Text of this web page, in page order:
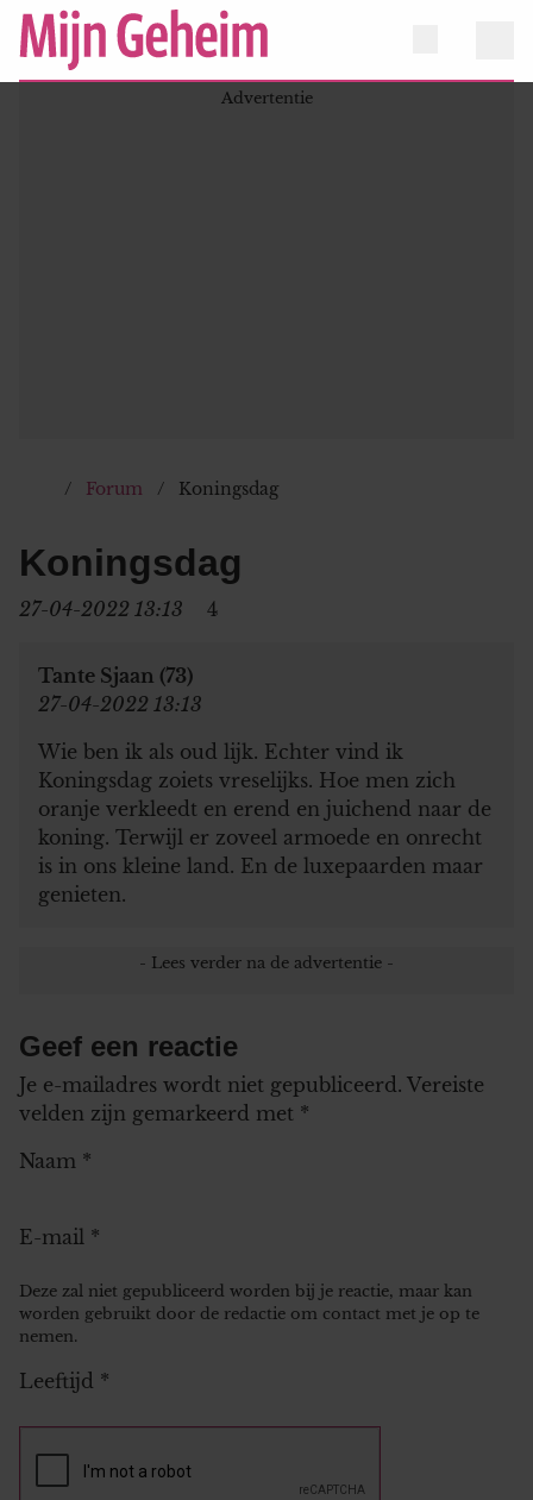
Forum Koningsdag
Koningsdag
27-04-2022 13:13 4
Tante Sjaan (73)
27-04-2022 13:13
Wie ben ik als oud lijk. Echter vind ik
Koningsdag zoiets vreselijks. Hoe men zich
oranje verkleedt en erend en juichend naar de
koning. Terwijl er zoveel armoede en onrecht
is in ons kleine land. En de luxepaarden maar
genieten.
Geef een reactie
Je e-mailadres wordt niet gepubliceerd. Vereiste
velden zijn gemarkeerd met *
Naam *
E-mail *
Deze zal niet gepubliceerd worden bij je reactie, maar kan
worden gebruikt door de redactie om contact met je op te
nemen.
Leeftijd *